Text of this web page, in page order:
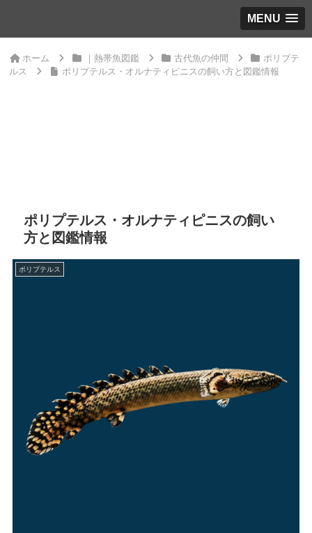
MENU
ホーム ｜熱帯魚図鑑 古代魚の仲間
ポリプテ
ルス
ポリプテルス・オルナティピニスの飼い方と図鑑情報
ポリプテルス・オルナティピニスの飼い
方と図鑑情報
ポリプテルス